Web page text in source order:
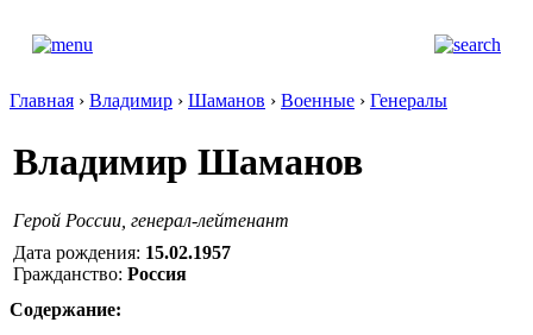
Главная › Владимир › Шаманов › Военные › Генералы
Владимир Шаманов
Герой России, генерал-лейтенант
Дата рождения: 15.02.1957
Гражданство: Россия
Содержание: